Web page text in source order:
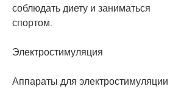
соблюдать диету и заниматься
спортом.
Электростимуляция
Аппараты для электростимуляции